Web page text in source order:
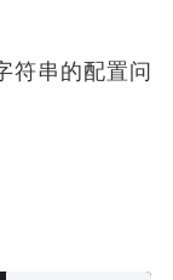
符串的配置问